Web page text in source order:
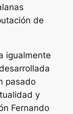
de
igualmente
pasado
y
Fernando